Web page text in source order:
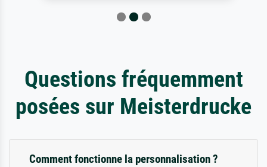
Questions fréquemment
posées sur Meisterdrucke
Comment fonctionne la personnalisation ?